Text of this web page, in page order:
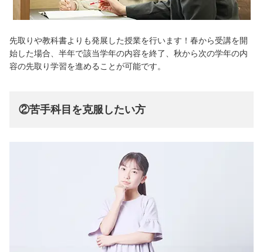
先取りや教科書よりも発展した授業を行います！春から受講を開
始した場合、半年で該当学年の内容を終了、秋から次の学年の内
容の先取り学習を進めることが可能です。
②苦手科目を克服したい方